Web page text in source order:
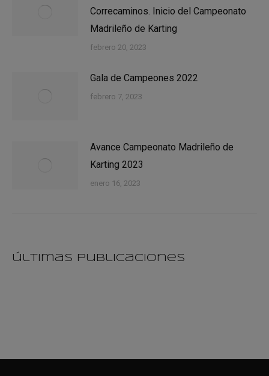
Correcaminos. Inicio del Campeonato
Madrileño de Karting
febrero 20, 2023
Gala de Campeones 2022
febrero 7, 2023
Avance Campeonato Madrileño de
Karting 2023
enero 16, 2023
últimas publicaciones